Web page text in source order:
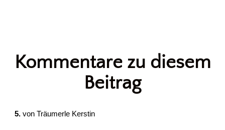
Kommentare zu diesem
Beitrag
5. von Träumerle Kerstin